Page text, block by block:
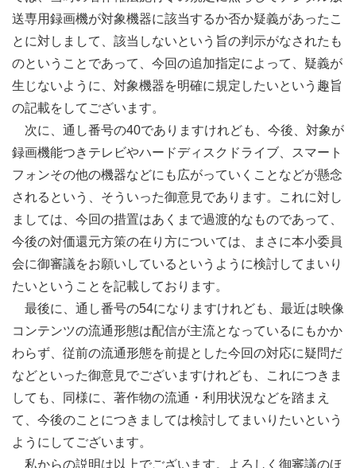
送専用録画機が対象機器に該当するか否か疑義があったこ
とに対しまして、該当しないという旨の判示がなされたも
のということであって、今回の追加指定によって、疑義が
生じないように、対象機器を明確に規定したいという趣旨
の記載をしてございます。
次に、通し番号の40でありますけれども、今後、対象が
録画機能つきテレビやハードディスクドライブ、スマート
フォンその他の機器などにも広がっていくことなどが懸念
されるという、そういった御意見であります。これに対し
ましては、今回の措置はあくまで過渡的なものであって、
今後の対価還元方策の在り方については、まさに本小委員
会に御審議をお願いしているというように検討してまいり
たいということを記載しております。
最後に、通し番号の54になりますけれども、最近は映像
コンテンツの流通形態は配信が主流となっているにもかか
わらず、従前の流通形態を前提とした今回の対応に疑問だ
などといった御意見でございますけれども、これにつきま
しても、同様に、著作物の流通・利用状況などを踏まえ
て、今後のことにつきましては検討してまいりたいという
ようにしてございます。
私からの説明は以上でございます。よろしく御審議のほ